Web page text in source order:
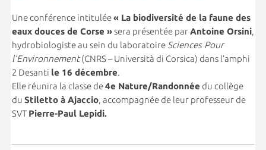
Une conférence intitulée« La biodiversité de la faune des
eaux douces de Corse »sera présentée parAntoine Orsini,
hydrobiologiste au sein du laboratoire Sciences Pour
l’Environnement(CNRS – Università di Corsica) dans l’amphi
2 Desanti le 16 décembre.
Elle réunira la classe de4e Nature/Randonnée du collège
du Stiletto à Ajaccio, accompagnée de leur professeur de
SVT Pierre-Paul Lepidi.